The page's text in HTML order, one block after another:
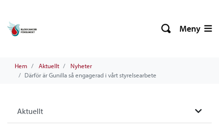
Meny
Hem Aktuellt
Nyheter
Därför är Gunilla så engagerad i vårt styrelsearbete
Aktuellt